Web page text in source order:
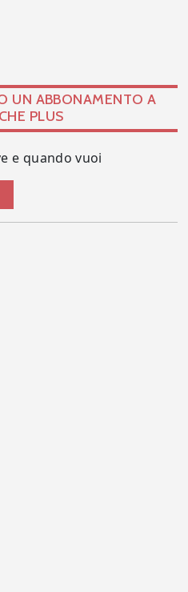
UN ABBONAMENTO A
PLUS
e quando vuoi